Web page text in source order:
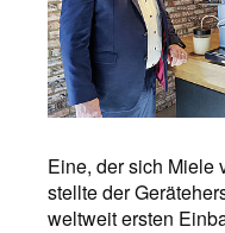
Eine, der sich Miele
stellte der
weltweit ersten